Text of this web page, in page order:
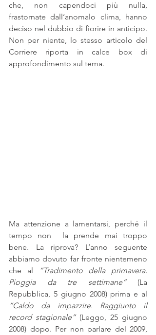
che, non capendoci più nulla,
frastornate dall’anomalo clima, hanno
deciso nel dubbio di fiorire in anticipo.
Non per niente, lo stesso articolo del
Corriere riporta in calce box di
approfondimento sul tema.
Ma attenzione a lamentarsi, perché il
tempo non  la prende mai troppo
bene. La riprova? L’anno seguente
abbiamo dovuto far fronte nientemeno
che al
“Tradimento della primavera.
Pioggia da tre settimane” (La
“Caldo da impazzire. Raggiunto il
record stagionale” (Leggo, 25 giugno
2008) dopo. Per non parlare del 2009,